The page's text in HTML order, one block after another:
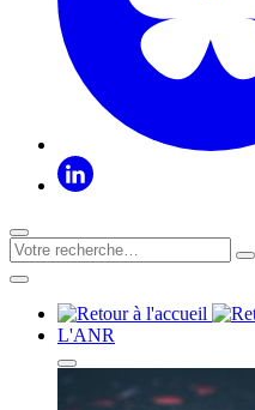
L'ANR